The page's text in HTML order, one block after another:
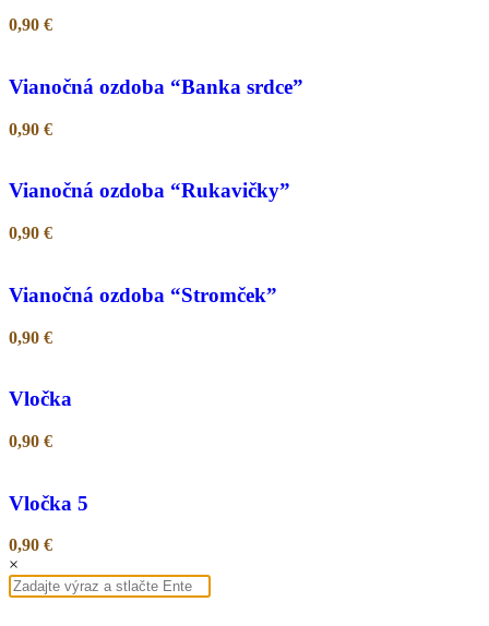
0,90 €
Vianočná ozdoba “Banka srdce”
0,90 €
Vianočná ozdoba “Rukavičky”
0,90 €
Vianočná ozdoba “Stromček”
0,90 €
Vločka
0,90 €
Vločka 5
0,90 €
×